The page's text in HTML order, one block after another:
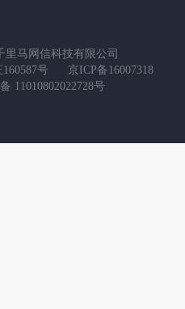
里马网信科技有限公司
号
京ICP备16007318
11010802022728号